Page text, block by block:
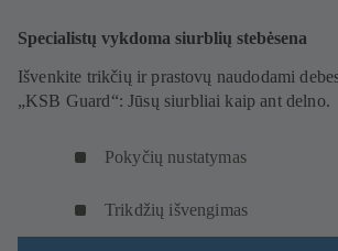
Specialistų vykdoma siurblių stebėsena
Išvenkite trikčių ir prastovų naudodami
„KSB Guard“: Jūsų siurbliai kaip ant delno.
Pokyčių nustatymas
Trikdžių išvengimas